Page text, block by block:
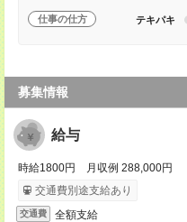
仕事の仕方 テキパキ
募集情報
給与
時給1800円 月収例 288,000円
交通費別途支給あり
交通費 全額支給